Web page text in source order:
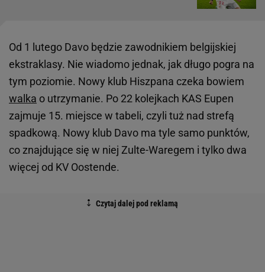
Od 1 lutego Davo będzie zawodnikiem belgijskiej
ekstraklasy. Nie wiadomo jednak, jak długo pogra na
tym poziomie. Nowy klub Hiszpana czeka bowiem
walka o utrzymanie. Po 22 kolejkach KAS Eupen
zajmuje 15. miejsce w tabeli, czyli tuż nad strefą
spadkową. Nowy klub Davo ma tyle samo punktów,
co znajdujące się w niej Zulte-Waregem i tylko dwa
więcej od KV Oostende.